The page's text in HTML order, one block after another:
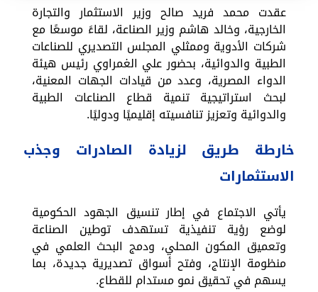
عقدت محمد فريد صالح وزير الاستثمار والتجارة
الخارجية، وخالد هاشم وزير الصناعة، لقاءً موسعًا مع
شركات الأدوية وممثلي المجلس التصديري للصناعات
الطبية والدوائية، بحضور علي الغمراوي رئيس هيئة
الدواء المصرية، وعدد من قيادات الجهات المعنية،
لبحث استراتيجية تنمية قطاع الصناعات الطبية
والدوائية وتعزيز تنافسيته إقليميًا ودوليًا.
خارطة طريق لزيادة الصادرات وجذب
الاستثمارات
يأتي الاجتماع في إطار تنسيق الجهود الحكومية
لوضع رؤية تنفيذية تستهدف توطين الصناعة
وتعميق المكون المحلي، ودمج البحث العلمي في
منظومة الإنتاج، وفتح أسواق تصديرية جديدة، بما
يسهم في تحقيق نمو مستدام للقطاع.